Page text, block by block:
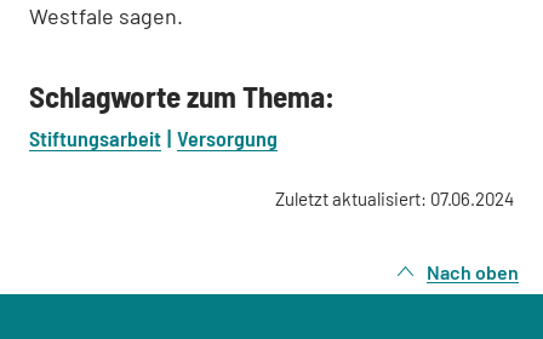
Westfale sagen.
Schlagworte zum Thema:
Stiftungsarbeit Versorgung
Zuletzt aktualisiert: 07.06.2024
Nach oben